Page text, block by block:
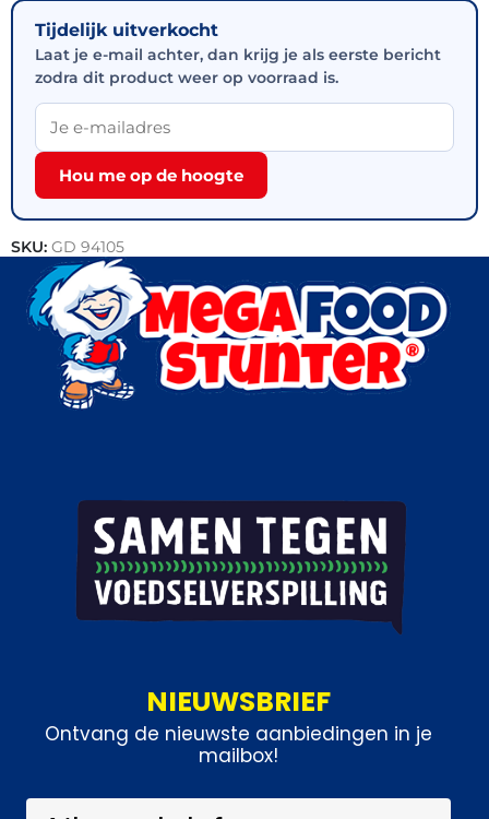
Tijdelijk uitverkocht
Laat je e-mail achter, dan krijg je als eerste bericht
zodra dit product weer op voorraad is.
Hou me op de hoogte
SKU: GD 94105
Categorieën:Donuts
NIEUWSBRIEF
Ontvang de nieuwste aanbiedingen in je
mailbox!